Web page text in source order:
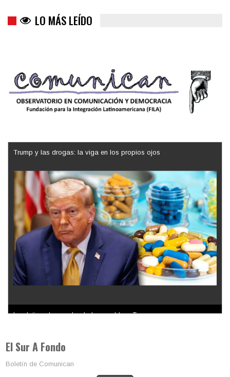
LO MÁS LEÍDO
Trump y las drogas: la viga en los propios ojos
Los latinos le van dando la espalda a Trump